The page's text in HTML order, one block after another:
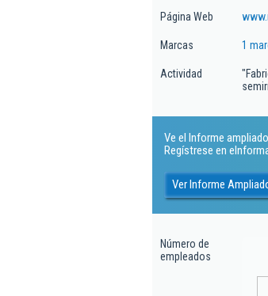
Página Web
Marcas 1
Actividad
Ve el Informe
Regístrese en
Ver Informe
Número de
empleados